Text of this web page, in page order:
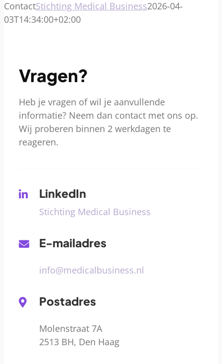
ContactStichting Medical Business2026-04-
03T14:34:00+02:00
Vragen?
Heb je vragen of wil je aanvullende
informatie? Neem dan contact met ons op.
Wij proberen binnen 2 werkdagen te
reageren.
LinkedIn
Stichting Medical Business
E-mailadres
info@medicalbusiness.nl
Postadres
Molenstraat 7A
2513 BH, Den Haag